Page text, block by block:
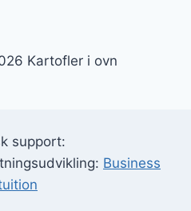
Kartofler i ovn
support:
Business